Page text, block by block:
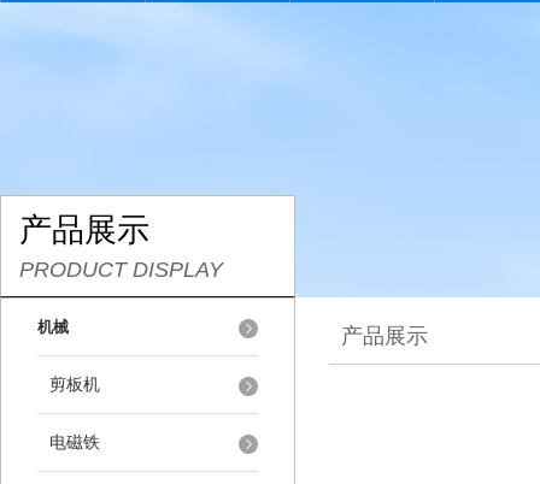
产品展示
PRODUCT DISPLAY
机械
剪板机
电磁铁
产品展示